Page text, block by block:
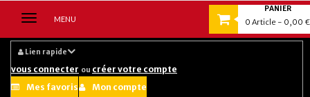
Lien rapide
vous connecter ou créer votre compte
Mes favoris
Mon compte
PANIER
0 Article - 0,00 €
Navigation
MENU